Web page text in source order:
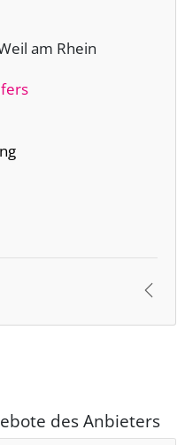
am Rhein
des Anbieters